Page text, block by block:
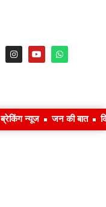
ब्रेकिंग न्यूज जन की बात